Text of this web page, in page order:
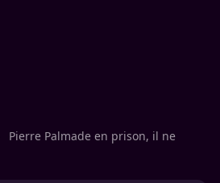
Pierre Palmade en prison, il ne